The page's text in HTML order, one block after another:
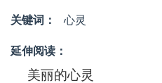
关键词： 心灵
延伸阅读：
美丽的心灵